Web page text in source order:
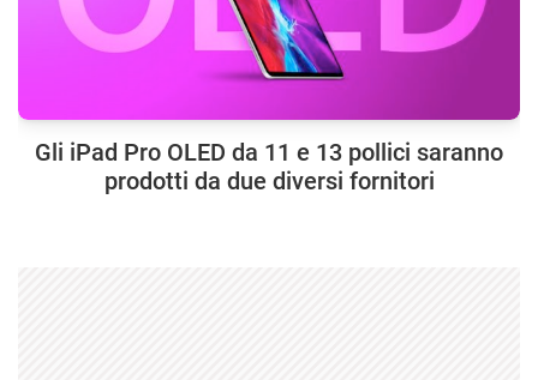
Gli iPad Pro OLED da 11 e 13 pollici saranno
prodotti da due diversi fornitori